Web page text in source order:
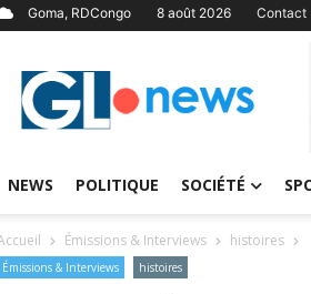
Goma, RDCongo 8 août 2026 Contact
NEWS POLITIQUE SOCIÉTÉ
Émissions & Interviews histoires
Émissions & Interviews histoires